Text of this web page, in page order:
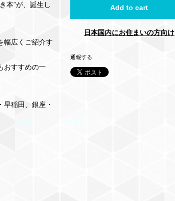
本”が、誕生し
幅広くご紹介す
おすすめの一
早稲田、銀座・
Add to cart
日本国内にお住まいの方向け
通報する